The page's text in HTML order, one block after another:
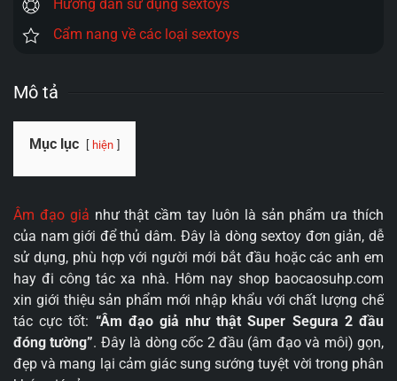
Hướng dẫn sử dụng sextoys
Cẩm nang về các loại sextoys
Mô tả
Mục lục hiện
Âm đạo giả như thật cầm tay luôn là sản phẩm ưa thích
của nam giới để thủ dâm. Đây là dòng sextoy đơn giản, dễ
sử dụng, phù hợp với người mới bắt đầu hoặc các anh em
hay đi công tác xa nhà. Hôm nay shop baocaosuhp.com
xin giới thiệu sản phẩm mới nhập khẩu với chất lượng chế
tác cực tốt: “Âm đạo giả như thật Super Segura 2 đầu
đóng tường”. Đây là dòng cốc 2 đầu (âm đạo và môi) gọn,
đẹp và mang lại cảm giác sung sướng tuyệt vời trong phân